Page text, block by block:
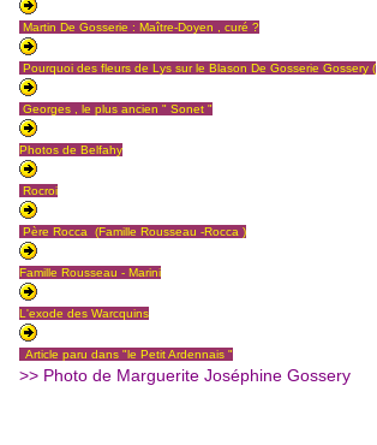
Martin De Gosserie : Maître-Doyen , curé ?
Pourquoi des fleurs de Lys sur le Blason De Gosserie Gossery (
Georges , le plus ancien " Sonet "
Photos de Belfahy
Rocroi
Père Rocca (Famille Rousseau -Rocca )
Famille Rousseau - Marini
L'exode des Warcquins
Article paru dans "le Petit Ardennais "
>> Photo de Marguerite Joséphine Gossery